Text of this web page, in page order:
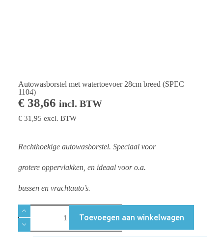
Autowasborstel met watertoevoer 28cm breed (SPEC
1104)
€38,66 incl. BTW
€31,95 excl. BTW
Rechthoekige autowasborstel. Speciaal voor
grotere oppervlakken, en ideaal voor o.a.
bussen en vrachtauto’s.
Toevoegen aan winkelwagen